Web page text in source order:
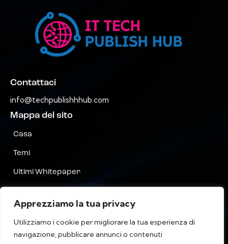
Apprezziamo la tua privacy
Utilizziamo i cookie per migliorare la tua esperienza di
navigazione, pubblicare annunci o contenuti
Contattaci
info@techpublishhhub.com
Mappa del sito
Casa
Temi
Ultimi Whitepaper
Contattaci